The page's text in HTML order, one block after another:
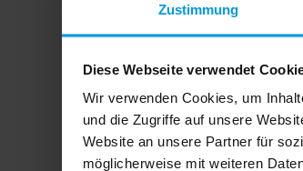
Zustimmung
Diese Webseite verwendet
Wir verwenden Cookies, um
und die Zugriffe auf unsere
Website an unsere Partner für
möglicherweise mit weiteren